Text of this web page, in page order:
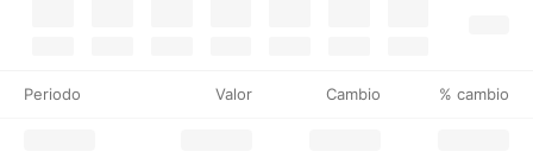
Periodo Valor Cambio % cambio